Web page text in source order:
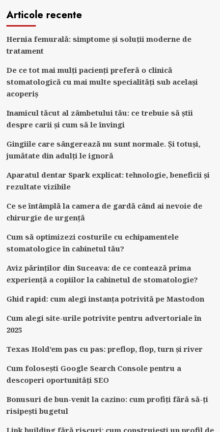
Articole recente
Hernia femurală: simptome și soluții moderne de
tratament
De ce tot mai mulți pacienți preferă o clinică
stomatologică cu mai multe specialități sub același
acoperiș
Inamicul tăcut al zâmbetului tău: ce trebuie să știi
despre carii și cum să le învingi
Gingiile care sângerează nu sunt normale. Și totuși,
jumătate din adulți le ignoră
Aparatul dentar Spark explicat: tehnologie, beneficii și
rezultate vizibile
Ce se întâmplă la camera de gardă când ai nevoie de
chirurgie de urgență
Cum să optimizezi costurile cu echipamentele
stomatologice în cabinetul tău?
Aviz părinților din Suceava: de ce contează prima
experiență a copiilor la cabinetul de stomatologie?
Ghid rapid: cum alegi instanța potrivită pe Mastodon
Cum alegi site-urile potrivite pentru advertoriale în
2025
Texas Hold’em pas cu pas: preflop, flop, turn și river
Cum folosești Google Search Console pentru a
descoperi oportunități SEO
Bonusuri de bun-venit la cazino: cum profiți fără să-ți
risipești bugetul